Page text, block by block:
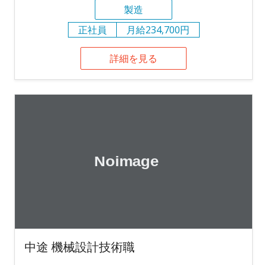
製造
正社員
月給234,700円
詳細を見る
中途 機械設計技術職